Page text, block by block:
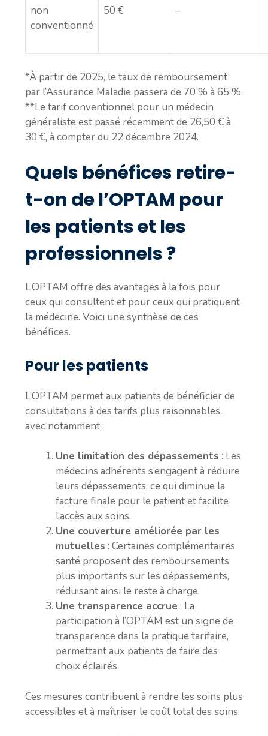
non
conventionné
50 € –
*À partir de 2025, le taux de remboursement
par l’Assurance Maladie passera de 70 % à 65 %.
**Le tarif conventionnel pour un médecin
généraliste est passé récemment de 26,50 € à
30 €, à compter du 22 décembre 2024.
Quels bénéfices retire-
t-on de l’OPTAM pour
les patients et les
professionnels ?
L’OPTAM offre des avantages à la fois pour
ceux qui consultent et pour ceux qui pratiquent
la médecine. Voici une synthèse de ces
bénéfices.
Pour les patients
L’OPTAM permet aux patients de bénéficier de
consultations à des tarifs plus raisonnables,
avec notamment :
Une limitation des dépassements : Les
médecins adhérents s’engagent à réduire
leurs dépassements, ce qui diminue la
facture finale pour le patient et facilite
l’accès aux soins.
Une couverture améliorée par les
mutuelles : Certaines complémentaires
santé proposent des remboursements
plus importants sur les dépassements,
réduisant ainsi le reste à charge.
Une transparence accrue : La
participation à l’OPTAM est un signe de
transparence dans la pratique tarifaire,
permettant aux patients de faire des
choix éclairés.
Ces mesures contribuent à rendre les soins plus
accessibles et à maîtriser le coût total des soins.